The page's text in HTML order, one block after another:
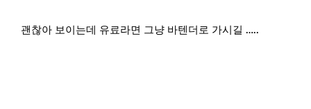
괜찮아 보이는데 유료라면 그냥 바텐더로 가시길 …..